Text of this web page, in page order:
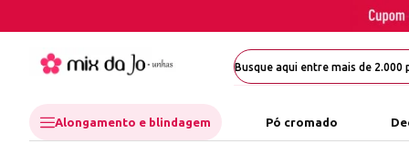
Alongamento e blindagem Pó cromado